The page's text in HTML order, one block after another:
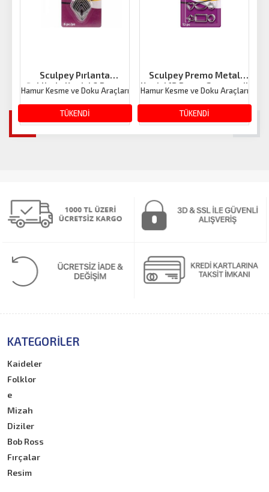
TÜKENDİ
Sculpey Pırlanta
Şeklinde Kesici 6 Parça
Hamur Kesme ve Doku Araçları
492.40 TL TÜKENDİ
Sculpey Premo Metal
Kesici 12 Parça Geometril
Hamur Kesme ve Doku Araçları
492.40 TL
KATEGORILER
Kaideler
Folklor
e
Mizah
Diziler
Bob Ross
Fırçalar
Resim